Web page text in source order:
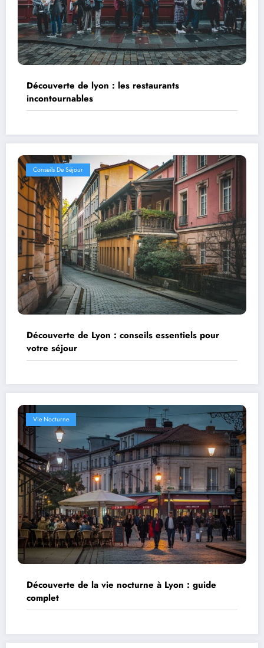
Découverte de lyon : les restaurants
incontournables
Conseils De Séjour
Découverte de Lyon : conseils essentiels pour
votre séjour
Vie Nocturne
Découverte de la vie nocturne à Lyon : guide
complet